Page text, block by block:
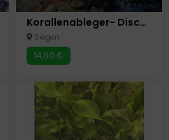
Korallenableger- Discosoma dawidoffi
Siegen
14,00 €